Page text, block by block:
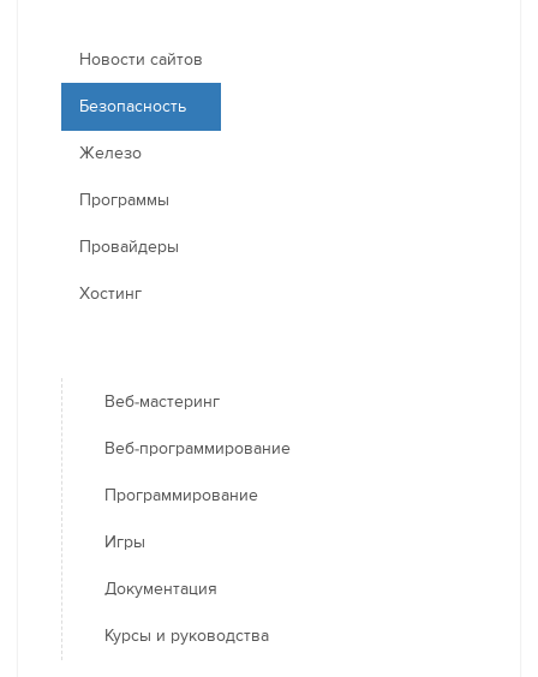
Новости сайтов
Безопасность
Железо
Программы
Провайдеры
Хостинг
Веб-мастеринг
Веб-программирование
Программирование
Игры
Документация
Курсы и руководства